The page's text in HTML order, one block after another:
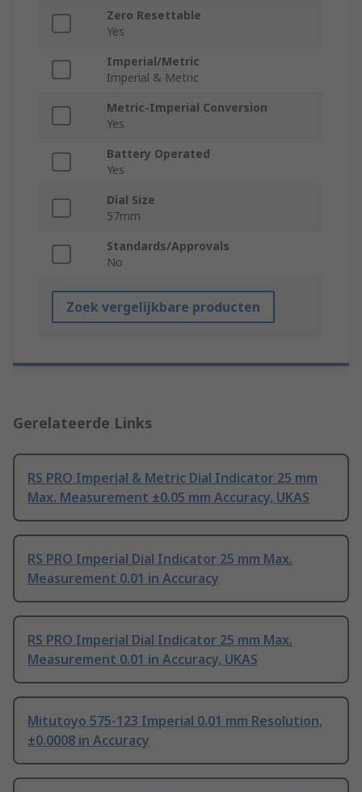
Zero Resettable
Yes
Imperial/Metric
Imperial & Metric
Metric-Imperial Conversion
Yes
Battery Operated
Yes
Dial Size
57mm
Standards/Approvals
No
Zoek vergelijkbare producten
Gerelateerde Links
RS PRO Imperial & Metric Dial Indicator 25 mm
Max. Measurement ±0.05 mm Accuracy, UKAS
RS PRO Imperial Dial Indicator 25 mm Max.
Measurement 0.01 in Accuracy
RS PRO Imperial Dial Indicator 25 mm Max.
Measurement 0.01 in Accuracy, UKAS
Mitutoyo 575-123 Imperial 0.01 mm Resolution,
±0.0008 in Accuracy